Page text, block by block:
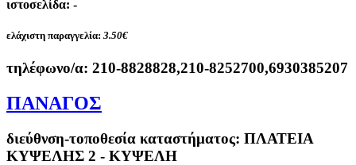
ιστοσελίδα: -
ελάχιστη παραγγελία: 3.50€
τηλέφωνο/α: 210-8828828,210-8252700,6930385207
ΠΑΝΑΓΟΣ
διεύθνση-τοποθεσία καταστήματος: ΠΛΑΤΕΙΑ
ΚΥΨΕΛΗΣ 2 - ΚΥΨΕΛΗ